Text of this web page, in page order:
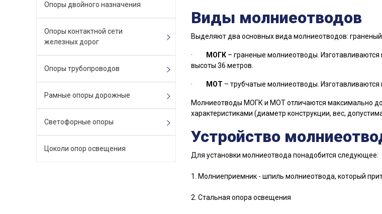
Опоры двойного назначения
Опоры контактной сети
железных дорог
Опоры трубопроводов
Рамные опоры дорожные
Светофорные опоры
Цоколи опор освещения
Виды молниеотводов
Выделяют два основных вида молниеотводов:
· МОГК – граненые молниеотводы. Изготавливаются
высоты 36 метров.
· МОТ – трубчатые молниеотводы. Изготавливаются
Молниеотводы МОГК и МОТ отличаются максимально
характеристиками (диаметр конструкции, вес,
Устройство
Для установки молниеотвода понадобится следующее:
1. Молниеприемник - шпиль молниеотвода, который
2. Стальная опора освещения